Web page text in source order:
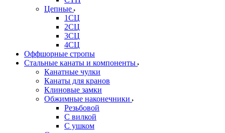
Цепные
1СЦ
2СЦ
3СЦ
4СЦ
Оффшорные стропы
Стальные канаты и компоненты
Канатные чулки
Канаты для кранов
Клиновые замки
Обжимные наконечники
Резьбовой
С вилкой
С ушком